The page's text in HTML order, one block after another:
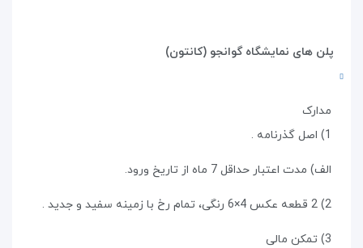
پلن های نمایشگاه گوانجو (کانتون)
مدارک
1) اصل گذرنامه .
الف) مدت اعتبار حداقل 7 ماه از تاریخ ورود.
2) 2 قطعه عکس 4×6 رنگی، تمام رخ با زمینه سفید و جدید .
3) تمکن مالی